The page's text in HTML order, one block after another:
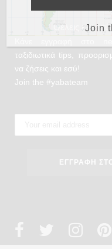
Θέλεις και εσύ
ταξιδιωτικά tips,
να ζήσεις και εσύ!
Join the #yabateam
Join